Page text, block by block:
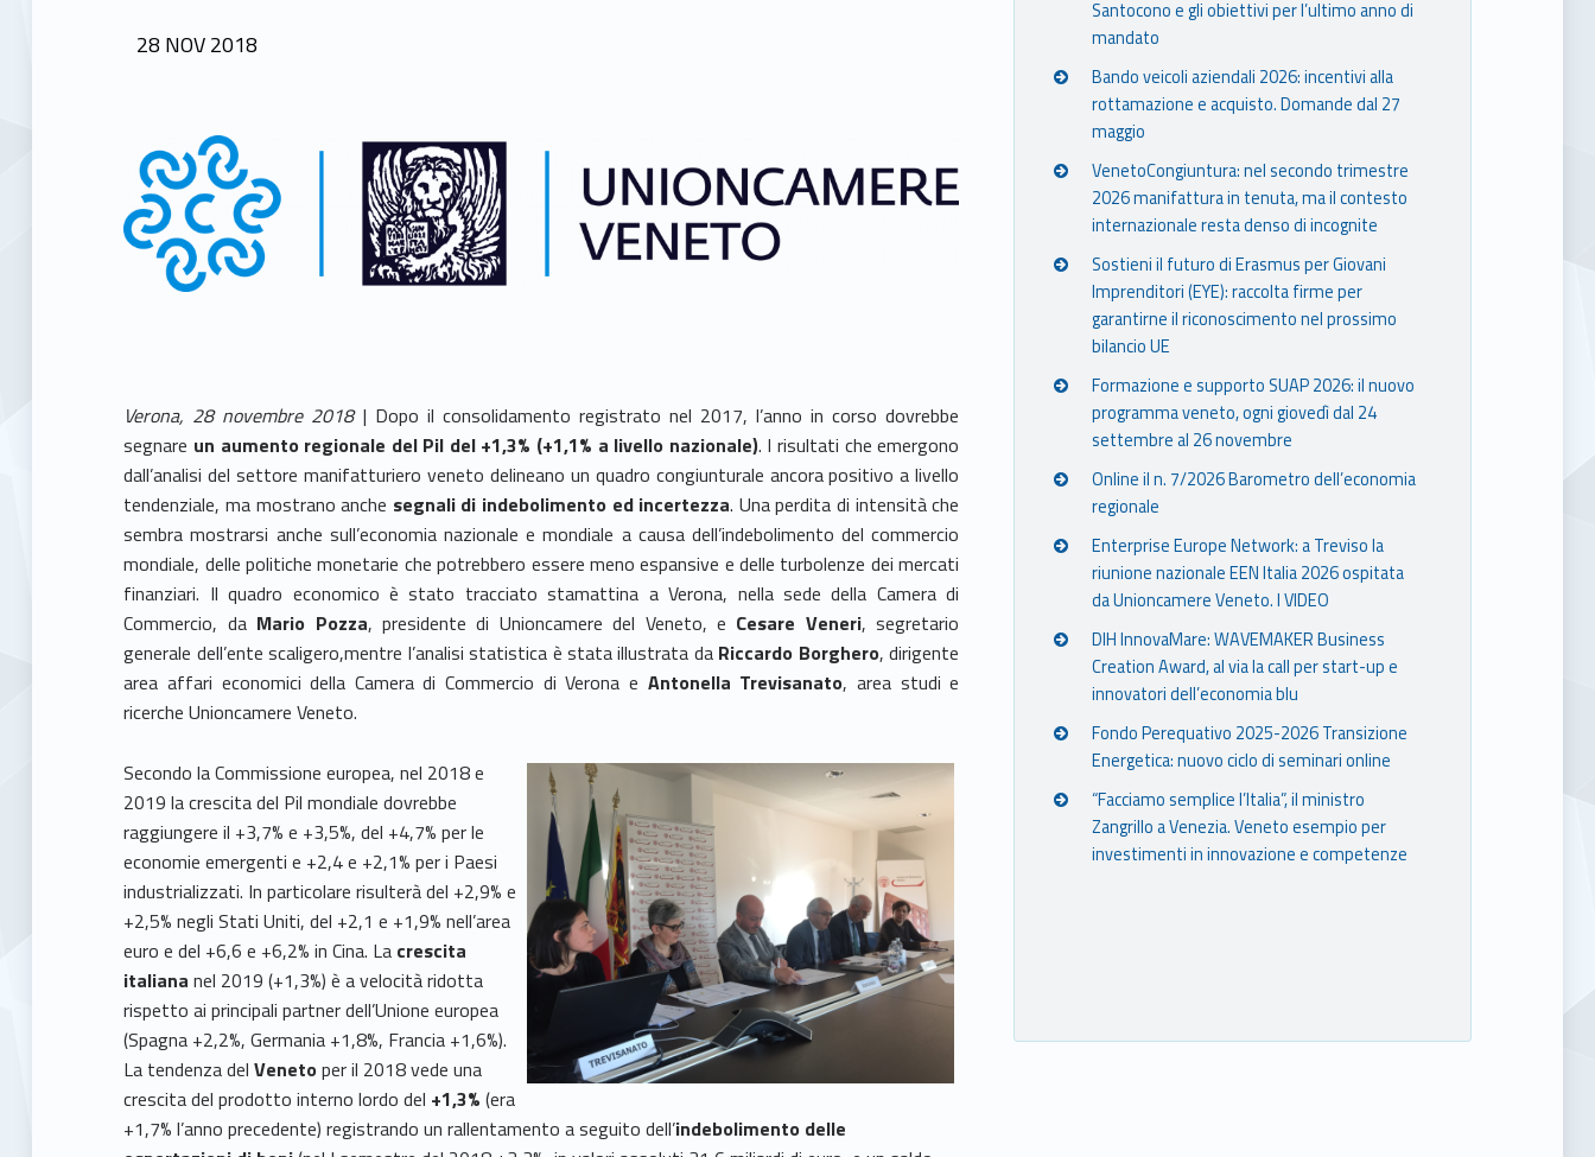
POSTED ON:
28 NOV2018
Verona, 28 novembre 2018| Dopo il consolidamento registrato nel 2017, l’anno in corso dovrebbe
segnare un aumento regionale del Pil del +1,3% (+1,1% a livello nazionale). I risultati che emergono
dall’analisi del settore manifatturiero veneto delineano un quadro congiunturale ancora positivo a livello
tendenziale, ma mostrano anche segnali di indebolimento ed incertezza. Una perdita di intensità che
sembra mostrarsi anche sull’economia nazionale e mondiale a causa dell’indebolimento del commercio
mondiale, delle politiche monetarie che potrebbero essere meno espansive e delle turbolenze dei mercati
finanziari. Il quadro economico è stato tracciato stamattina a Verona, nella sede della Camera di
Commercio, da Mario Pozza, presidente di Unioncamere del Veneto, e Cesare Veneri, segretario
generale dell’ente scaligero,mentre l’analisi statistica è stata illustrata da Riccardo Borghero, dirigente
area affari economici della Camera di Commercio di Verona e Antonella Trevisanato, area studi e
ricerche Unioncamere Veneto.
Secondo la Commissione europea, nel 2018 e
2019 la crescita del Pil mondiale dovrebbe
raggiungere il +3,7% e +3,5%, del +4,7% per le
economie emergenti e +2,4 e +2,1% per i Paesi
industrializzati. In particolare risulterà del +2,9% e
+2,5% negli Stati Uniti, del +2,1 e +1,9% nell’area
euro e del +6,6 e +6,2% in Cina. La crescita
italiana nel 2019 (+1,3%) è a velocità ridotta
rispetto ai principali partner dell’Unione europea
(Spagna +2,2%, Germania +1,8%, Francia +1,6%).
La tendenza delVenetoper il 2018 vede una
crescita del prodotto interno lordo del +1,3% (era
+1,7% l’anno precedente) registrando un rallentamento a seguito dell’indebolimento delle
Santocono e gli obiettivi per l’ultimo anno di
mandato
Bando veicoli aziendali 2026: incentivi alla
rottamazione e acquisto. Domande dal 27
maggio
VenetoCongiuntura: nel secondo trimestre
2026 manifattura in tenuta, ma il contesto
internazionale resta denso di incognite
Sostieni il futuro di Erasmus per Giovani
Imprenditori (EYE): raccolta firme per
garantirne il riconoscimento nel prossimo
bilancio UE
Formazione e supporto SUAP 2026: il nuovo
programma veneto, ogni giovedì dal 24
settembre al 26 novembre
Online il n. 7/2026 Barometro dell’economia
regionale
Enterprise Europe Network: a Treviso la
riunione nazionale EEN Italia 2026 ospitata
da Unioncamere Veneto. I VIDEO
DIH InnovaMare: WAVEMAKER Business
Creation Award, al via la call per start-up e
innovatori dell’economia blu
Fondo Perequativo 2025-2026 Transizione
Energetica: nuovo ciclo di seminari online
“Facciamo semplice l’Italia”, il ministro
Zangrillo a Venezia. Veneto esempio per
investimenti in innovazione e competenze